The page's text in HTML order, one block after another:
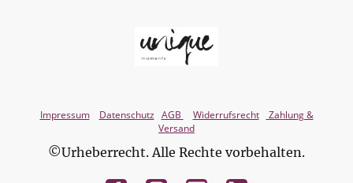
Impressum Datenschutz AGB Widerrufsrecht
Zahlung &
Versand
©Urheberrecht. Alle Rechte vorbehalten.